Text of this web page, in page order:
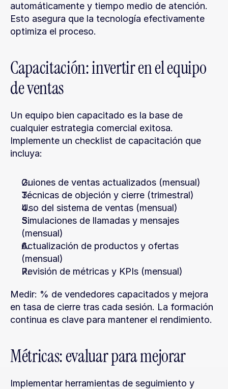
automáticamente y tiempo medio de atención.
Esto asegura que la tecnología efectivamente
optimiza el proceso.
Capacitación: invertir en el equipo
de ventas
Un equipo bien capacitado es la base de
cualquier estrategia comercial exitosa.
Implemente un checklist de capacitación que
incluya:
Guiones de ventas actualizados (mensual)
Técnicas de objeción y cierre (trimestral)
Uso del sistema de ventas (mensual)
Simulaciones de llamadas y mensajes
(mensual)
Actualización de productos y ofertas
(mensual)
Revisión de métricas y KPIs (mensual)
Medir: % de vendedores capacitados y mejora
en tasa de cierre tras cada sesión. La formación
continua es clave para mantener el rendimiento.
Métricas: evaluar para mejorar
Implementar herramientas de seguimiento y